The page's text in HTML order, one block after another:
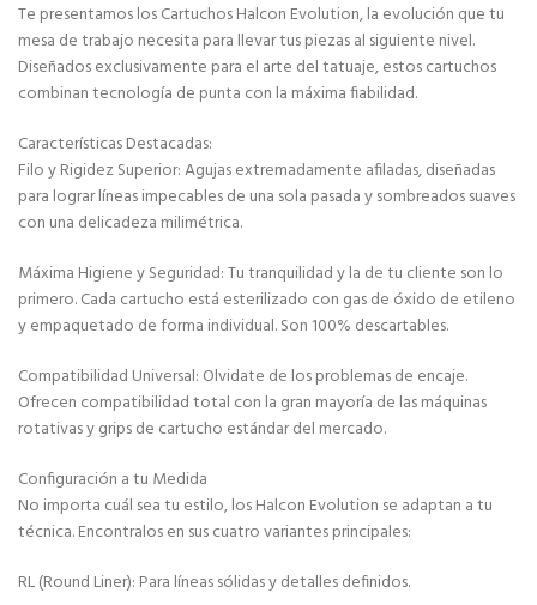
Te presentamos los Cartuchos Halcon Evolution, la evolución que tu
mesa de trabajo necesita para llevar tus piezas al siguiente nivel.
Diseñados exclusivamente para el arte del tatuaje, estos cartuchos
combinan tecnología de punta con la máxima fiabilidad.
Características Destacadas:
Filo y Rigidez Superior: Agujas extremadamente afiladas, diseñadas
para lograr líneas impecables de una sola pasada y sombreados suaves
con una delicadeza milimétrica.
Máxima Higiene y Seguridad: Tu tranquilidad y la de tu cliente son lo
primero. Cada cartucho está esterilizado con gas de óxido de etileno
y empaquetado de forma individual. Son 100% descartables.
Compatibilidad Universal: Olvidate de los problemas de encaje.
Ofrecen compatibilidad total con la gran mayoría de las máquinas
rotativas y grips de cartucho estándar del mercado.
Configuración a tu Medida
No importa cuál sea tu estilo, los Halcon Evolution se adaptan a tu
técnica. Encontralos en sus cuatro variantes principales:
RL (Round Liner): Para líneas sólidas y detalles definidos.